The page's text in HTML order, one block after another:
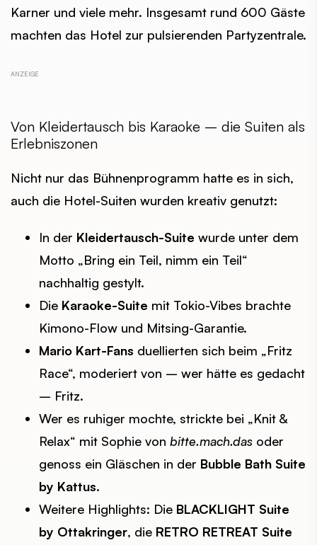
Karner und viele mehr. Insgesamt rund 600 Gäste
machten das Hotel zur pulsierenden Partyzentrale.
Von Kleidertausch bis Karaoke – die Suiten als
Erlebniszonen
Nicht nur das Bühnenprogramm hatte es in sich,
auch die Hotel-Suiten wurden kreativ genutzt:
In der Kleidertausch-Suite wurde unter dem
Motto „Bring ein Teil, nimm ein Teil“
nachhaltig gestylt.
Die Karaoke-Suite mit Tokio-Vibes brachte
Kimono-Flow und Mitsing-Garantie.
Mario Kart-Fans duellierten sich beim „Fritz
Race“, moderiert von – wer hätte es gedacht
– Fritz.
Wer es ruhiger mochte, strickte bei „Knit &
Relax“ mit Sophie von bitte.mach.das oder
genoss ein Gläschen in der Bubble Bath Suite
by Kattus.
Weitere Highlights: Die BLACKLIGHT Suite
by Ottakringer, die RETRO RETREAT Suite